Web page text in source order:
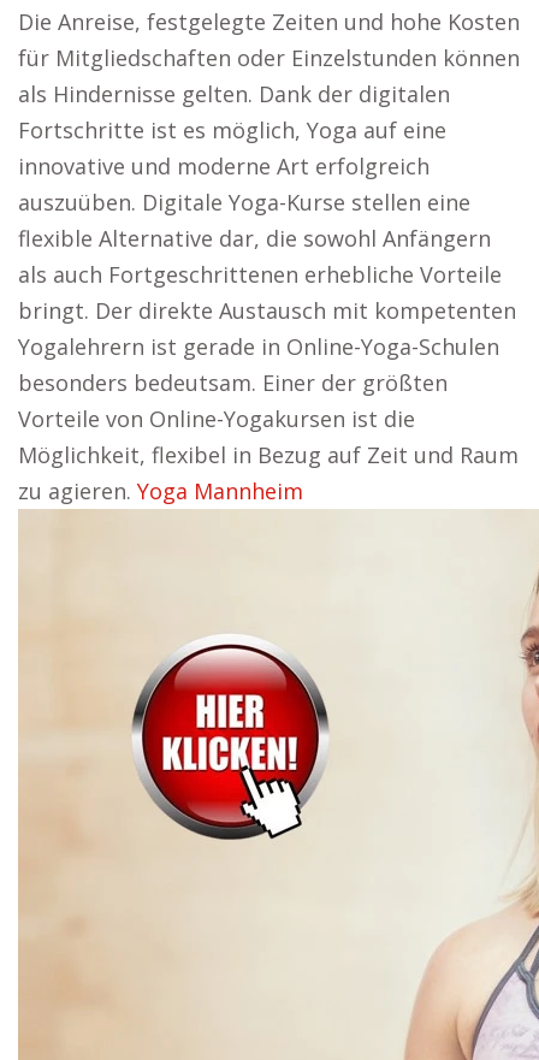
Die Anreise, festgelegte Zeiten und hohe Kosten
für Mitgliedschaften oder Einzelstunden können
als Hindernisse gelten. Dank der digitalen
Fortschritte ist es möglich, Yoga auf eine
innovative und moderne Art erfolgreich
auszuüben. Digitale Yoga-Kurse stellen eine
flexible Alternative dar, die sowohl Anfängern
als auch Fortgeschrittenen erhebliche Vorteile
bringt. Der direkte Austausch mit kompetenten
Yogalehrern ist gerade in Online-Yoga-Schulen
besonders bedeutsam. Einer der größten
Vorteile von Online-Yogakursen ist die
Möglichkeit, flexibel in Bezug auf Zeit und Raum
zu agieren. Yoga Mannheim